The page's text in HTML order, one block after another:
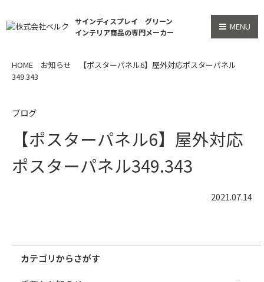
サインディスプレイ グリーン
インテリア商品の専門メーカー
MENU
HOME お知らせ
【ポスターパネル6】屋外対応ポスターパネル
349.343
ブログ
【ポスターパネル6】屋外対応
ポスターパネル349.343
2021.07.14
カテゴリからさがす